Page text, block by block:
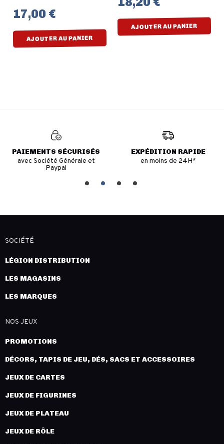
17,00 €
AJOUTER AU PANIER
AJOUTER AU PANIER
PAIEMENTS SÉCURISÉS
avec Société Générale et
Paypal
EXPÉDITION RAPIDE
en moins de 24H*
SOCIÉTÉ
LÉGION DISTRIBUTION
LES MAGASINS
LES MARQUES
NOS JEUX
PROMOTIONS
DÉCORS, TAPIS DE JEU, DÉS, SACS ET ACCESSOIRES
JEUX DE CARTES
JEUX DE FIGURINES
JEUX DE PLATEAU
JEUX DE RÔLE